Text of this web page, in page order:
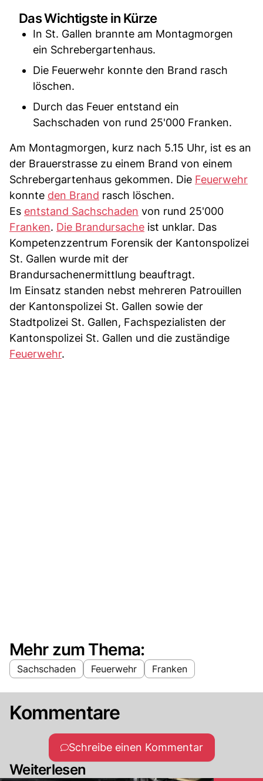
Das Wichtigste in Kürze
In St. Gallen brannte am Montagmorgen
ein Schrebergartenhaus.
Die Feuerwehr konnte den Brand rasch
löschen.
Durch das Feuer entstand ein
Sachschaden von rund 25'000 Franken.
Am Montagmorgen, kurz nach 5.15 Uhr, ist es an
der Brauerstrasse zu einem Brand von einem
Schrebergartenhaus gekommen. Die Feuerwehr
konnte den Brand rasch löschen.
Es entstand Sachschaden von rund 25'000
Franken. Die Brandursache ist unklar. Das
Kompetenzzentrum Forensik der Kantonspolizei
St. Gallen wurde mit der
Brandursachenermittlung beauftragt.
Im Einsatz standen nebst mehreren Patrouillen
der Kantonspolizei St. Gallen sowie der
Stadtpolizei St. Gallen, Fachspezialisten der
Kantonspolizei St. Gallen und die zuständige
Feuerwehr.
Mehr zum Thema:
Sachschaden Feuerwehr Franken
Kommentare
Schreibe einen Kommentar
Weiterlesen